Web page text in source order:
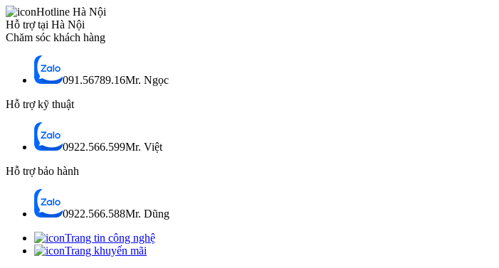
Hotline Hà Nội
Hỗ trợ tại Hà Nội
Chăm sóc khách hàng
091.56789.16Mr. Ngọc
Hỗ trợ kỹ thuật
0922.566.599Mr. Việt
Hỗ trợ bảo hành
0922.566.588Mr. Dũng
Trang tin công nghệ
Trang khuyến mãi